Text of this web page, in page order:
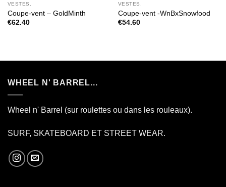
VESTES.
Coupe-vent – GoldMinth
€62.40
VESTES.
Coupe-vent -WnBxSnowfood
€54.60
WHEEL N' BARREL...
Wheel n' Barrel (sur roulettes ou dans les rouleaux).
SURF, SKATEBOARD ET STREET WEAR.